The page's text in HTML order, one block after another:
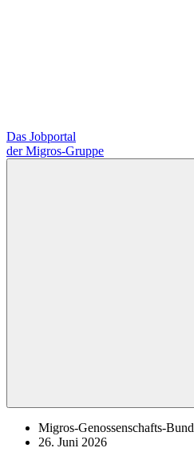
Das Jobportal
der Migros-Gruppe
Migros-Genossenschafts-Bund
26. Juni 2026